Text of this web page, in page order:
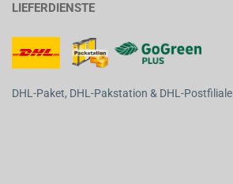
LIEFERDIENSTE
DHL-Paket, DHL-Pakstation & DHL-Postfiliale